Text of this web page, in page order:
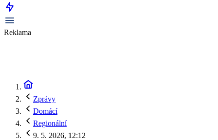
Reklama
Zprávy
Domácí
Regionální
9. 5. 2026, 12:12